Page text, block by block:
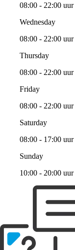
08:00 - 22:00 uur
Wednesday
08:00 - 22:00 uur
Thursday
08:00 - 22:00 uur
Friday
08:00 - 22:00 uur
Saturday
08:00 - 17:00 uur
Sunday
10:00 - 20:00 uur